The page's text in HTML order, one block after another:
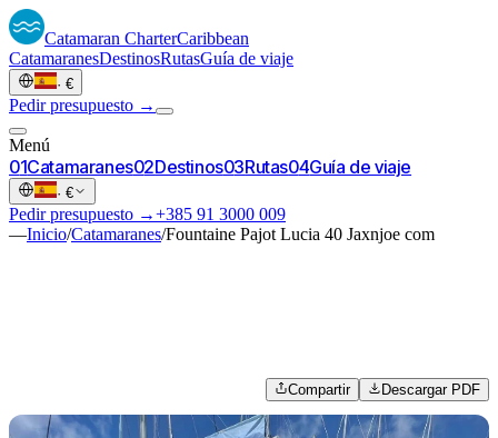
Catamaran CharterCaribbean
CatamaranesDestinosRutasGuía de viaje
· €
Pedir presupuesto →
Menú
01Catamaranes02Destinos03Rutas04Guía de viaje
· €
Pedir presupuesto →+385 91 3000 009
—Inicio/Catamaranes/Fountaine Pajot Lucia 40 Jaxnjoe com
Compartir Descargar PDF